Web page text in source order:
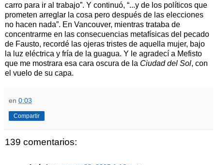
carro para ir al trabajo”. Y continuó, “...y de los políticos que
prometen arreglar la cosa pero después de las elecciones
no hacen nada”. En Vancouver, mientras trataba de
concentrarme en las consecuencias metafísicas del pecado
de Fausto, recordé las ojeras tristes de aquella mujer, bajo
la luz eléctrica y fría de la guagua. Y le agradecí a Mefisto
que me mostrara esa cara oscura de la Ciudad del Sol, con
el vuelo de su capa.
en 0:03
Compartir
139 comentarios: